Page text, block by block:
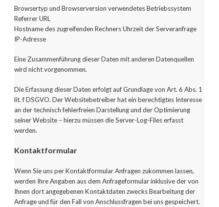
Browsertyp und Browserversion verwendetes Betriebssystem
Referrer URL
Hostname des zugreifenden Rechners Uhrzeit der Serveranfrage
IP-Adresse
Eine Zusammenführung dieser Daten mit anderen Datenquellen
wird nicht vorgenommen.
Die Erfassung dieser Daten erfolgt auf Grundlage von Art. 6 Abs. 1
lit. f DSGVO. Der Websitebetreiber hat ein berechtigtes Interesse
an der technisch fehlerfreien Darstellung und der Optimierung
seiner Website – hierzu müssen die Server-Log-Files erfasst
werden.
Kontaktformular
Wenn Sie uns per Kontaktformular Anfragen zukommen lassen,
werden Ihre Angaben aus dem Anfrageformular inklusive der von
Ihnen dort angegebenen Kontaktdaten zwecks Bearbeitung der
Anfrage und für den Fall von Anschlussfragen bei uns gespeichert.